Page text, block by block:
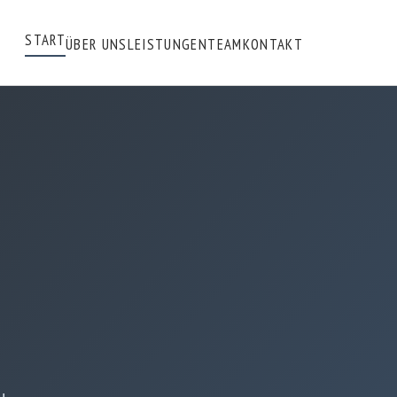
STARTÜBER UNSLEISTUNGENTEAMKONTAKT